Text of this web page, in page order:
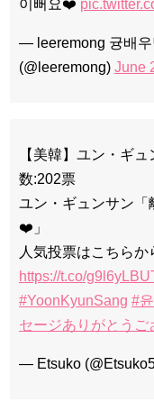
이뻐요❤️
— leeremong 귱배
(@leeremong) June
【美韓】ユン・ギ
数:202票
ユン・ギュンサン「
❤️」
人気投票はこちらか
https://t.co/
#YoonKyunSang #
セージありがとうご
— Etsuko